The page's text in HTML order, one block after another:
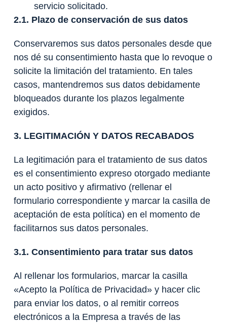
servicio solicitado.
2.1. Plazo de conservación de sus datos
Conservaremos sus datos personales desde que
nos dé su consentimiento hasta que lo revoque o
solicite la limitación del tratamiento. En tales
casos, mantendremos sus datos debidamente
bloqueados durante los plazos legalmente
exigidos.
3. LEGITIMACIÓN Y DATOS RECABADOS
La legitimación para el tratamiento de sus datos
es el consentimiento expreso otorgado mediante
un acto positivo y afirmativo (rellenar el
formulario correspondiente y marcar la casilla de
aceptación de esta política) en el momento de
facilitarnos sus datos personales.
3.1. Consentimiento para tratar sus datos
Al rellenar los formularios, marcar la casilla
«Acepto la Política de Privacidad» y hacer clic
para enviar los datos, o al remitir correos
electrónicos a la Empresa a través de las